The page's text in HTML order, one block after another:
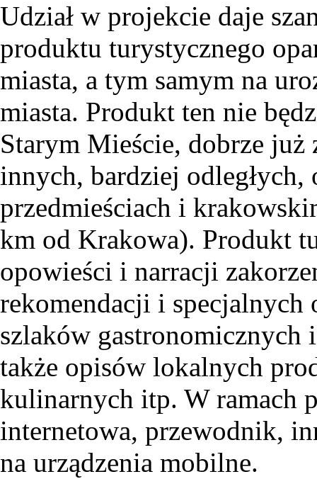
Udział w projekcie daje
produktu turystycznego
miasta, a tym samym na
miasta. Produkt ten nie
Starym Mieście, dobrze już
innych, bardziej odległych,
przedmieściach i
km od Krakowa). Produkt
opowieści i narracji
rekomendacji i
szlaków gastronomicznych
także opisów lokalnych
kulinarnych itp. W ramach
internetowa, przewodnik,
na urządzenia mobilne.